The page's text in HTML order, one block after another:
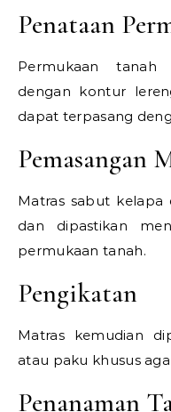
Penataan
Permukaan tanah
dengan kontur
dapat terpasang
Pemasangan
Matras sabut kelapa
dan dipastikan
permukaan tanah.
Pengikatan
Matras kemudian
atau paku khusus
Penanaman